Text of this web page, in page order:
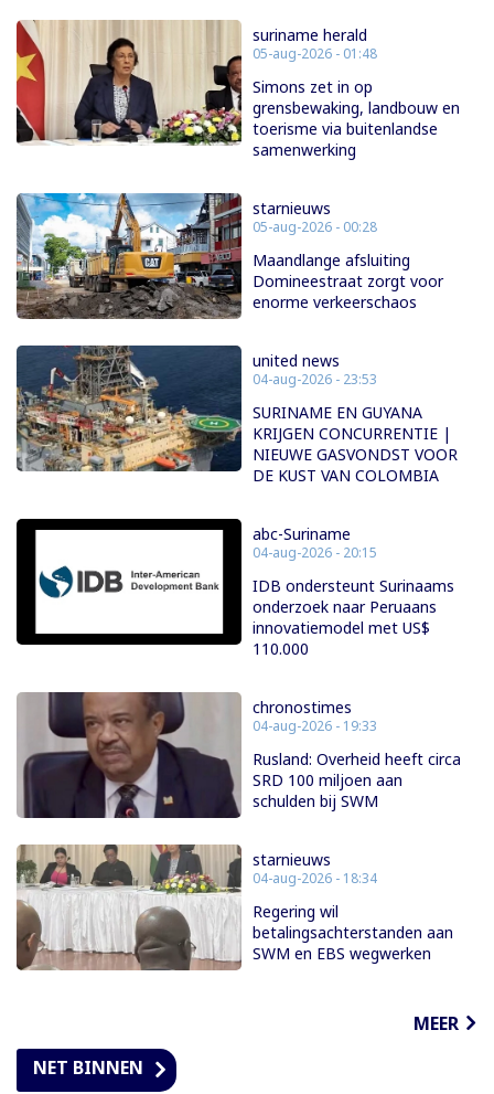
suriname herald
05-aug-2026 - 01:48
Simons zet in op
grensbewaking, landbouw en
toerisme via buitenlandse
samenwerking
starnieuws
05-aug-2026 - 00:28
Maandlange afsluiting
Domineestraat zorgt voor
enorme verkeerschaos
united news
04-aug-2026 - 23:53
SURINAME EN GUYANA
KRIJGEN CONCURRENTIE |
NIEUWE GASVONDST VOOR
DE KUST VAN COLOMBIA
abc-Suriname
04-aug-2026 - 20:15
IDB ondersteunt Surinaams
onderzoek naar Peruaans
innovatiemodel met US$
110.000
chronostimes
04-aug-2026 - 19:33
Rusland: Overheid heeft circa
SRD 100 miljoen aan
schulden bij SWM
starnieuws
04-aug-2026 - 18:34
Regering wil
betalingsachterstanden aan
SWM en EBS wegwerken
MEER
NET BINNEN